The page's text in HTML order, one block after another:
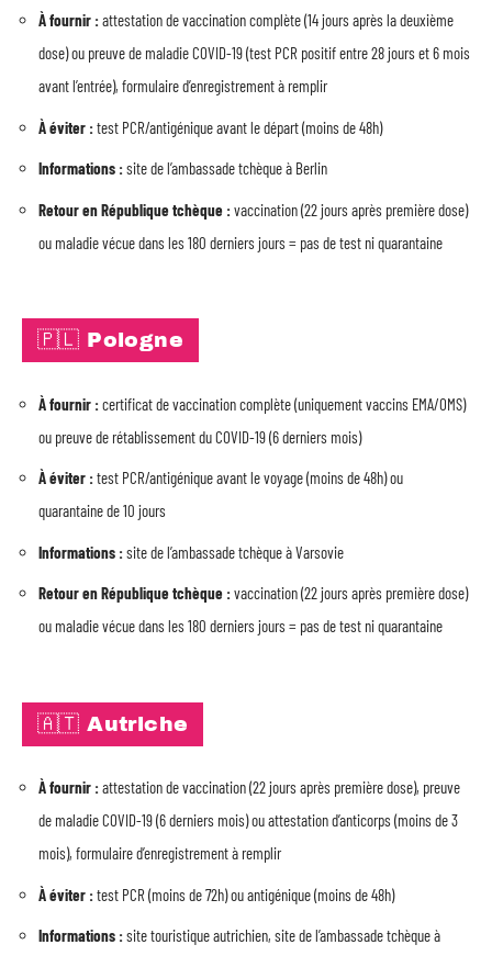
À fournir :attestation de vaccination complète (14 jours après la deuxième
dose) ou preuve de maladie COVID-19 (test PCR positif entre 28 jours et 6 mois
avant l’entrée), formulaire d’enregistrement à remplir
À éviter :test PCR/antigénique avant le départ (moins de 48h)
Informations :site de l’ambassade tchèque à Berlin
Retour en République tchèque :vaccination (22 jours après première dose)
ou maladie vécue dans les 180 derniers jours = pas de test ni quarantaine
🇵🇱 Pologne
À fournir :certificat de vaccination complète (uniquement vaccins EMA/OMS)
ou preuve de rétablissement du COVID-19 (6 derniers mois)
À éviter :test PCR/antigénique avant le voyage (moins de 48h) ou
quarantaine de 10 jours
Informations :site de l’ambassade tchèque à Varsovie
Retour en République tchèque :vaccination (22 jours après première dose)
ou maladie vécue dans les 180 derniers jours = pas de test ni quarantaine
🇦🇹 Autriche
À fournir :attestation de vaccination (22 jours après première dose), preuve
de maladie COVID-19 (6 derniers mois) ou attestation d’anticorps (moins de 3
mois), formulaire d’enregistrement à remplir
À éviter :test PCR (moins de 72h) ou antigénique (moins de 48h)
Informations :site touristique autrichien, site de l’ambassade tchèque à